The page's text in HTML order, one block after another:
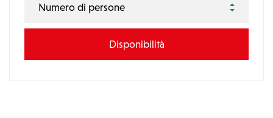
Numero di persone